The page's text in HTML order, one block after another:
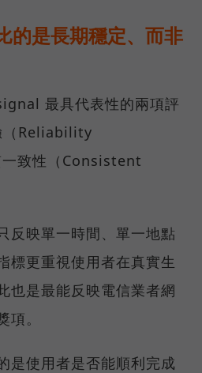
的是長期穩定、而非
最具代表性的兩項評
（Reliability
致性（Consistent
反映單一時間、單一地點
標更重視使用者在真實生
也是最能反映電信業者網
。
是使用者是否能順利完成